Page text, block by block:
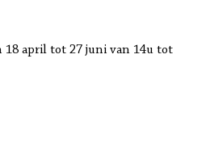
18 april tot 27 juni van 14u tot